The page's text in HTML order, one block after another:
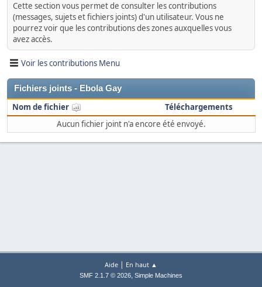
Cette section vous permet de consulter les contributions
(messages, sujets et fichiers joints) d'un utilisateur. Vous ne
pourrez voir que les contributions des zones auxquelles vous
avez accès.
Voir les contributions Menu
Fichiers joints - Ebola Gay
Nom de fichier
Téléchargements
Aucun fichier joint n'a encore été envoyé.
Aide | En haut ▲
SMF 2.1.7 © 2026, Simple Machines